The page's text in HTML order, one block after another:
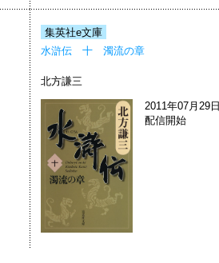
集英社e文庫
水滸伝 十 濁流の章
北方謙三
2011年07月29日
配信開始